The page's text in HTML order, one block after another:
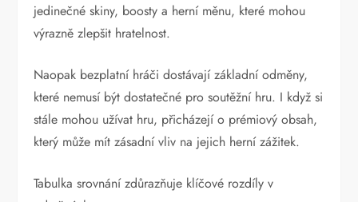
jedinečné skiny, boosty a herní měnu, které mohou
výrazně zlepšit hratelnost.
Naopak bezplatní hráči dostávají základní odměny,
které nemusí být dostatečné pro soutěžní hru. I když si
stále mohou užívat hru, přicházejí o prémiový obsah,
který může mít zásadní vliv na jejich herní zážitek.
Tabulka srovnání zdůrazňuje klíčové rozdíly v